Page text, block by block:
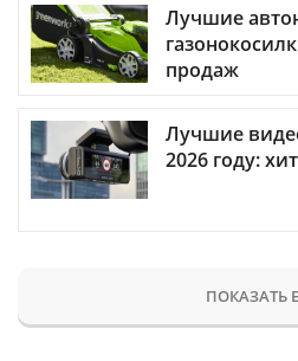
Лучшие
продаж
Лучшие
2026 году:
ПОКАЗАТЬ